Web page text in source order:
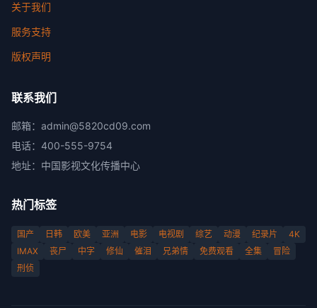
关于我们
服务支持
版权声明
联系我们
邮箱： admin@5820cd09.com
电话： 400-555-9754
地址： 中国影视文化传播中心
热门标签
国产 日韩 欧美 亚洲 电影 电视剧 综艺 动漫 纪录片
4K
IMAX
丧尸 中字 修仙 催泪 兄弟情 免费观看 全集
冒险
刑侦